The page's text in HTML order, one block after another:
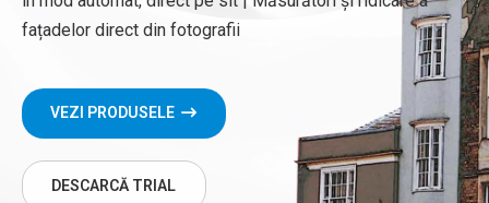
fațadelor direct din fotografii
VEZI PRODUSELE
DESCARCĂ TRIAL